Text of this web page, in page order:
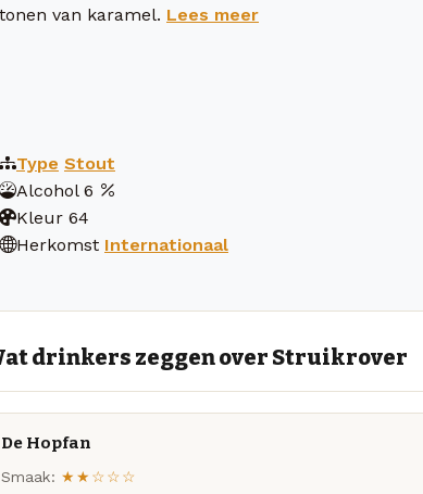
tonen van karamel. Lees meer
Type Stout
Alcohol 6
Kleur 64
Herkomst Internationaal
drinkers zeggen over Struikrover
De Hopfan
Smaak: ★★☆☆☆